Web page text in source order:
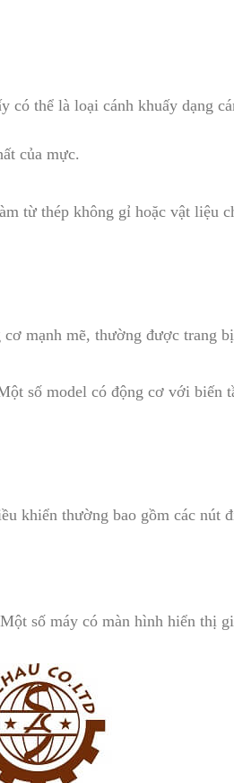
có thể là loại cánh khuấy dạng
của mực.
từ thép không gỉ hoặc vật liệu
mạnh mẽ, thường được trang
số model có động cơ với biến
khiển thường bao gồm các nút
Một số máy có màn hình hiển thị